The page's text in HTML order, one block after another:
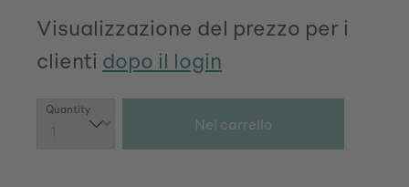
Visualizzazione del prezzo per i
clienti dopo il login
Quantità del prodotto: inserisci la
Quantity
Nel carrello